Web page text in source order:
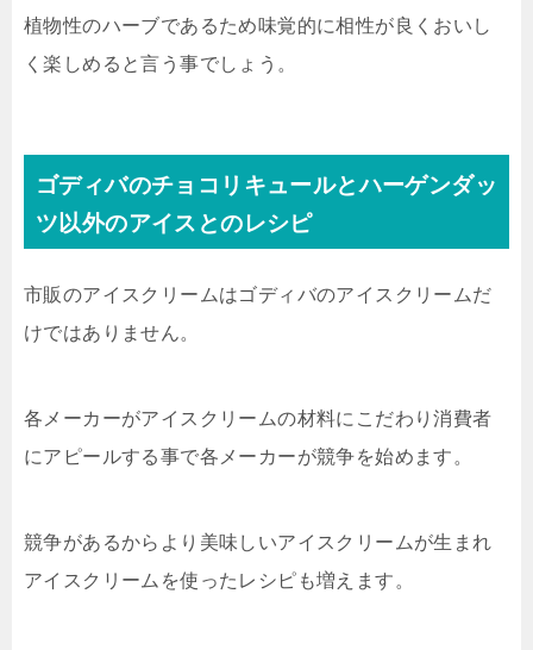
植物性のハーブであるため味覚的に相性が良くおいし
く楽しめると言う事でしょう。
ゴディバのチョコリキュールとハーゲンダッ
ツ以外のアイスとのレシピ
市販のアイスクリームはゴディバのアイスクリームだ
けではありません。
各メーカーがアイスクリームの材料にこだわり消費者
にアピールする事で各メーカーが競争を始めます。
競争があるからより美味しいアイスクリームが生まれ
アイスクリームを使ったレシピも増えます。